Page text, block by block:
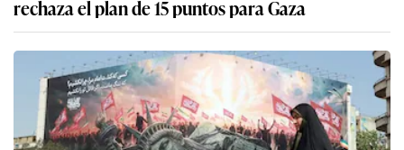
rechaza el plan de 15 puntos para Gaza